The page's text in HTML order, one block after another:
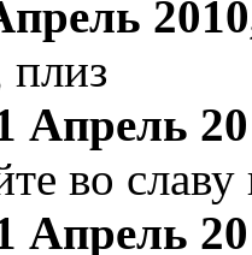
плиз
Апрель
во
Апрель